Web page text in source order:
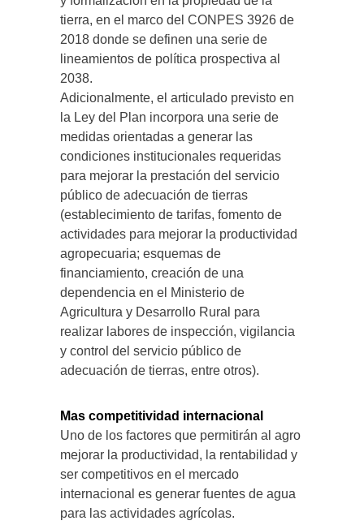
tierra, en el marco del CONPES 3926 de
2018 donde se definen una serie de
lineamientos de política prospectiva al
2038.
Adicionalmente, el articulado previsto en
la Ley del Plan incorpora una serie de
medidas orientadas a generar las
condiciones institucionales requeridas
para mejorar la prestación del servicio
público de adecuación de tierras
(establecimiento de tarifas, fomento de
actividades para mejorar la productividad
agropecuaria; esquemas de
financiamiento, creación de una
dependencia en el Ministerio de
Agricultura y Desarrollo Rural para
realizar labores de inspección, vigilancia
y control del servicio público de
adecuación de tierras, entre otros).
Mas competitividad internacional
Uno de los factores que permitirán al agro
mejorar la productividad, la rentabilidad y
ser competitivos en el mercado
internacional es generar fuentes de agua
para las actividades agrícolas.